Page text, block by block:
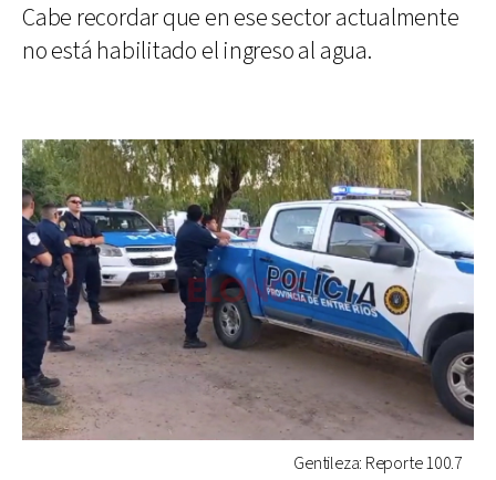
Cabe recordar que en ese sector actualmente
no está habilitado el ingreso al agua.
Gentileza: Reporte 100.7